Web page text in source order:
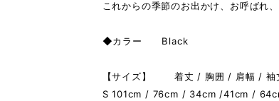
これからの季節のお出かけ、お呼ばれ
◆カラー Black
【サイズ】 着丈 / 胸囲 / 肩幅 / 袖
S 101cm / 76cm / 34cm /41cm /